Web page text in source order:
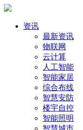
资讯
最新资讯
物联网
云计算
人工智能
智能家居
综合布线
智慧安防
楼宇自控
智能照明
智慧城市